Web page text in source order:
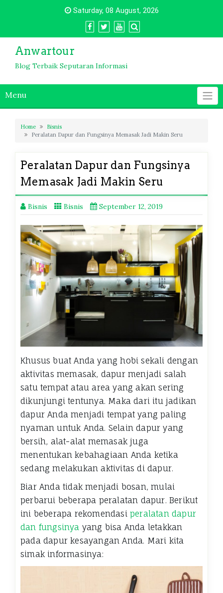
Saturday, 08 August, 2026
Anwartour
Blog Terbaik Seputaran Informasi
Menu
Home
Bisnis
Peralatan Dapur dan Fungsinya Memasak Jadi Makin Seru
Peralatan Dapur dan Fungsinya
Memasak Jadi Makin Seru
Bisnis Bisnis September 12, 2019
Khusus buat Anda yang hobi sekali dengan
aktivitas memasak, dapur menjadi salah
satu tempat atau area yang akan sering
dikunjungi tentunya. Maka dari itu jadikan
dapur Anda menjadi tempat yang paling
nyaman untuk Anda. Selain dapur yang
bersih, alat-alat memasak juga
menentukan kebahagiaan Anda ketika
sedang melakukan aktivitas di dapur.
Biar Anda tidak menjadi bosan, mulai
perbarui beberapa peralatan dapur. Berikut
ini beberapa rekomendasi peralatan dapur
dan fungsinya yang bisa Anda letakkan
pada dapur kesayangan Anda. Mari kita
simak informasinya: